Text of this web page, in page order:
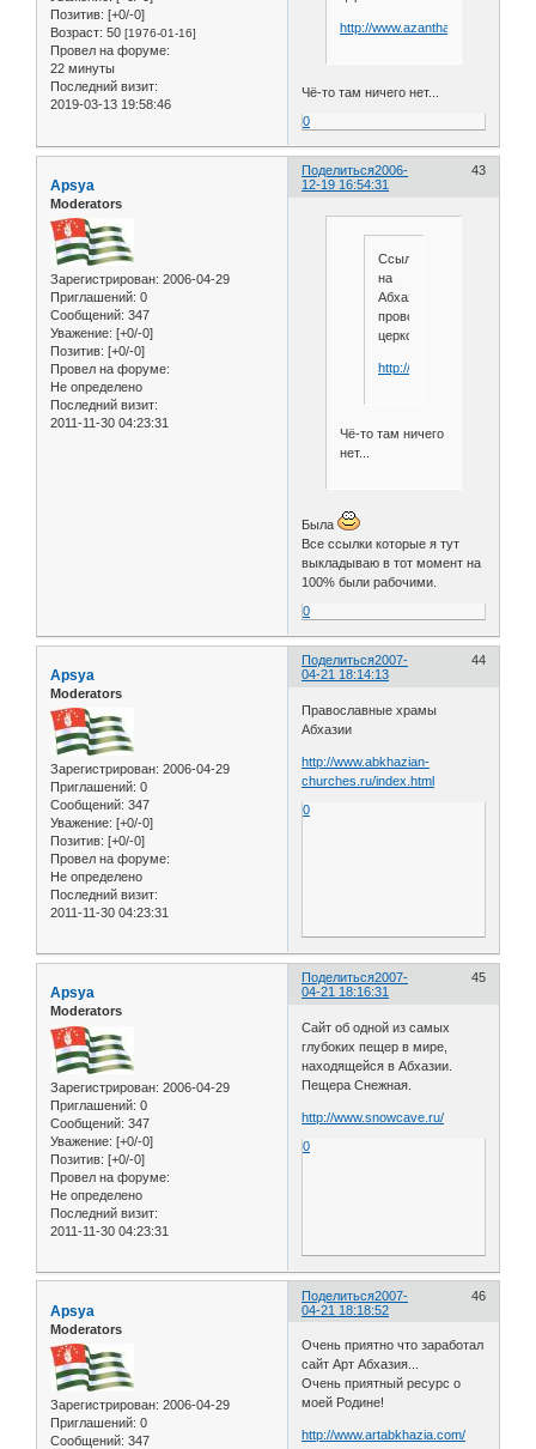
Позитив: [+0/-0]
Возраст: 50 [1976-01-16]
Провел на форуме:
22 минуты
Последний визит:
2019-03-13 19:58:46
http://www.azantha.by.ru/
Чё-то там ничего нет...
0
Поделиться 43
2006-
12-19 16:54:31
Apsya
Moderators
Зарегистрирован: 2006-04-29
Приглашений: 0
Сообщений: 347
Уважение: [+0/-0]
Позитив: [+0/-0]
Провел на форуме:
Не определено
Последний визит:
2011-11-30 04:23:31
Ссылка
на
Абхазскую
провославную
церковь!
http://www.azantha.by.ru/
Чё-то там ничего
нет...
Была
Все ссылки которые я тут
выкладываю в тот момент на
100% были рабочими.
0
Поделиться 44
2007-
04-21 18:14:13
Apsya
Moderators
Зарегистрирован: 2006-04-29
Приглашений: 0
Сообщений: 347
Уважение: [+0/-0]
Позитив: [+0/-0]
Провел на форуме:
Не определено
Последний визит:
2011-11-30 04:23:31
Православные храмы
Абхазии
http://www.abkhazian-
churches.ru/index.html
0
Поделиться 45
2007-
04-21 18:16:31
Apsya
Moderators
Зарегистрирован: 2006-04-29
Приглашений: 0
Сообщений: 347
Уважение: [+0/-0]
Позитив: [+0/-0]
Провел на форуме:
Не определено
Последний визит:
2011-11-30 04:23:31
Сайт об одной из самых
глубоких пещер в мире,
находящейся в Абхазии.
Пещера Снежная.
http://www.snowcave.ru/
0
Поделиться 46
2007-
04-21 18:18:52
Apsya
Moderators
Зарегистрирован: 2006-04-29
Приглашений: 0
Сообщений: 347
Очень приятно что заработал
сайт Арт Абхазия...
Очень приятный ресурс о
моей Родине!
http://www.artabkhazia.com/